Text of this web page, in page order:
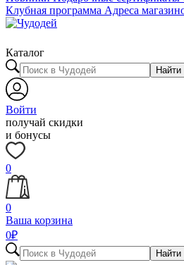
Клубная программа Адреса
Каталог
Найти
Войти
получай скидки
и бонусы
0
0
Ваша корзина
0₽
Найти